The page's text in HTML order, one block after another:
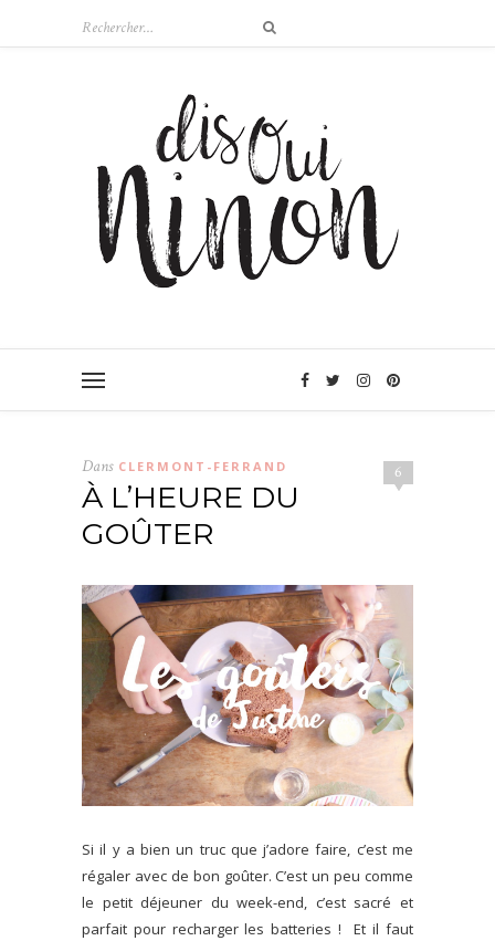
6
Dans CLERMONT-FERRAND
À L’HEURE DU
GOÛTER
Si il y a bien un truc que j’adore faire, c’est me
régaler avec de bon goûter. C’est un peu comme
le petit déjeuner du week-end, c’est sacré et
parfait pour recharger les batteries ! Et il faut